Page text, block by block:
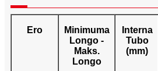
Ero
Minimuma
Longo -
Maks.
Longo
Interna
Tubo
(mm)